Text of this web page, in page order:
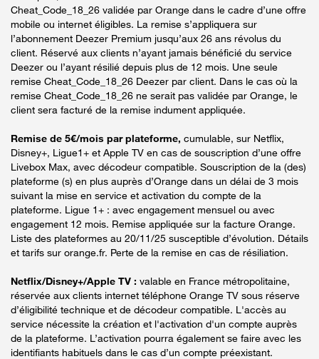
Cheat_Code_18_26 validée par Orange dans le cadre d’une offre
mobile ou internet éligibles. La remise s’appliquera sur
l’abonnement Deezer Premium jusqu’aux 26 ans révolus du
client. Réservé aux clients n’ayant jamais bénéficié du service
Deezer ou l’ayant résilié depuis plus de 12 mois. Une seule
remise Cheat_Code_18_26 Deezer par client. Dans le cas où la
remise Cheat_Code_18_26 ne serait pas validée par Orange, le
client sera facturé de la remise indument appliquée.
Remise de 5€/mois par plateforme, cumulable, sur Netflix,
Disney+, Ligue1+ et Apple TV en cas de souscription d’une offre
Livebox Max, avec décodeur compatible. Souscription de la (des)
plateforme (s) en plus auprès d’Orange dans un délai de 3 mois
suivant la mise en service et activation du compte de la
plateforme. Ligue 1+ : avec engagement mensuel ou avec
engagement 12 mois. Remise appliquée sur la facture Orange.
Liste des plateformes au 20/11/25 susceptible d’évolution. Détails
et tarifs sur orange.fr. Perte de la remise en cas de résiliation.
Netflix/Disney+/Apple TV : valable en France métropolitaine,
réservée aux clients internet téléphone Orange TV sous réserve
d’éligibilité technique et de décodeur compatible. L'accès au
service nécessite la création et l'activation d'un compte auprès
de la plateforme. L’activation pourra également se faire avec les
identifiants habituels dans le cas d’un compte préexistant.